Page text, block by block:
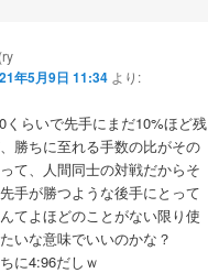
年5月9日 11:34 より:
くらいで先手にまだ10%ほど残
勝ちに至れる手数の比がその
て、人間同士の対戦だからそ
手が勝つような後手にとって
てよほどのことがない限り使
いな意味でいいのかな？
に4:96だしｗ